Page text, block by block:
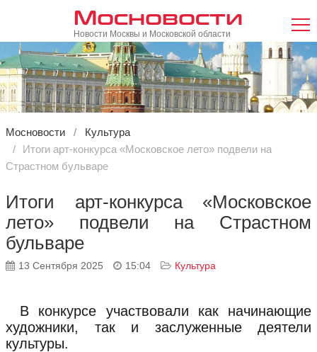
Мосновости
Новости Москвы и Московской области
Мосновости
Культура
Итоги арт-конкурса «Московское лето» подвели на
Страстном бульваре
Итоги арт-конкурса «Московское
лето» подвели на Страстном
бульваре
13 Сентября 2025 15:04 Культура
В конкурсе участвовали как начинающие
художники, так и заслуженные деятели
культуры.